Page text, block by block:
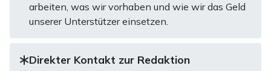
arbeiten, was wir vorhaben und wie wir das Geld
unserer Unterstützer einsetzen.
Direkter Kontakt zur Redaktion